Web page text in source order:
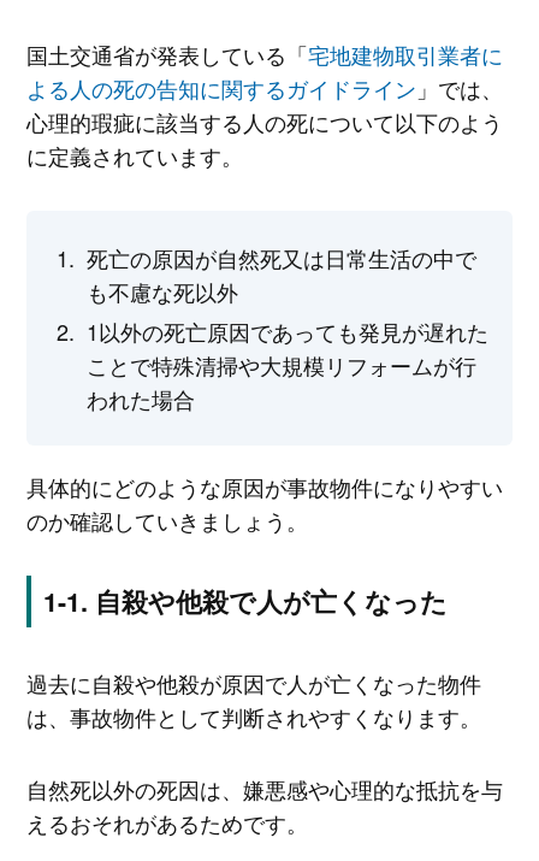
国土交通省が発表している「宅地建物取引業者に
よる人の死の告知に関するガイドライン 」では、
心理的瑕疵に該当する人の死について以下のよう
に定義されています。
死亡の原因が自然死又は日常生活の中で
も不慮な死以外
1以外の死亡原因であっても発見が遅れた
ことで特殊清掃や大規模リフォームが行
われた場合
具体的にどのような原因が事故物件になりやすい
のか確認していきましょう。
自殺や他殺で人が亡くなった
過去に自殺や他殺が原因で人が亡くなった物件
は、事故物件として判断されやすくなります。
自然死以外の死因は、嫌悪感や心理的な抵抗を与
えるおそれがあるためです。